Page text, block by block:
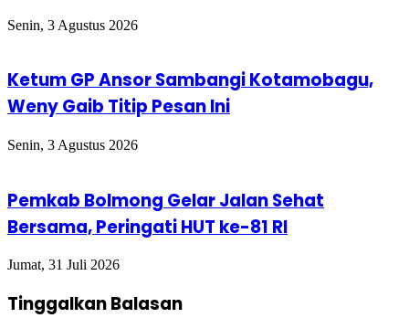
Senin, 3 Agustus 2026
Ketum GP Ansor Sambangi Kotamobagu,
Weny Gaib Titip Pesan Ini
Senin, 3 Agustus 2026
Pemkab Bolmong Gelar Jalan Sehat
Bersama, Peringati HUT ke-81 RI
Jumat, 31 Juli 2026
Tinggalkan Balasan